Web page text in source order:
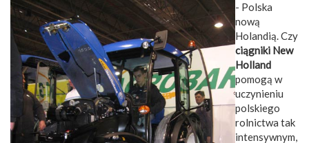
- Polska
nową
Holandią. Czy
ciągniki New
Holland
pomogą w
uczynieniu
polskiego
rolnictwa tak
intensywnym,